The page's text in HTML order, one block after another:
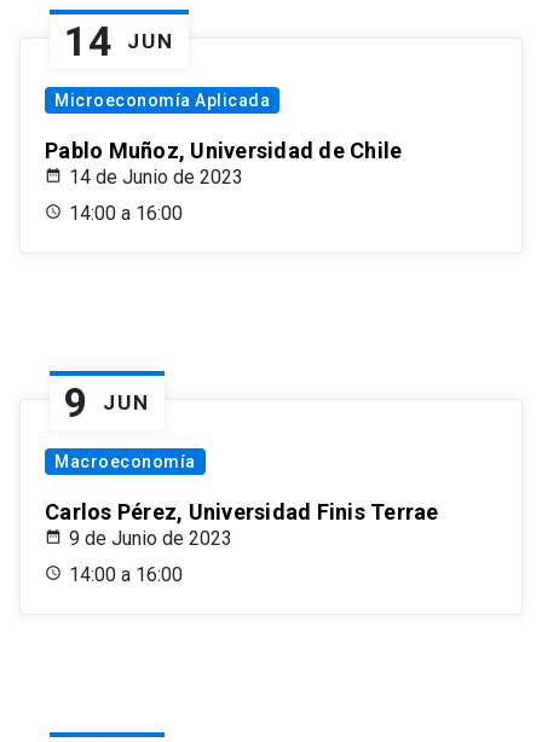
14 JUN
Microeconomía Aplicada
Pablo Muñoz, Universidad de Chile
14 de Junio de 2023
14:00 a 16:00
9 JUN
Macroeconomía
Carlos Pérez, Universidad Finis Terrae
9 de Junio de 2023
14:00 a 16:00